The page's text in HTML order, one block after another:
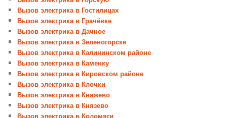
Вызов электрика в Гостилицах
Вызов электрика в Грачёвке
Вызов электрика в Дачное
Вызов электрика в Зеленогорске
Вызов электрика в Калининском районе
Вызов электрика в Каменку
Вызов электрика в Кировском районе
Вызов электрика в Клочки
Вызов электрика в Княжево
Вызов электрика в Князево
Вызов электрика в Коломяги